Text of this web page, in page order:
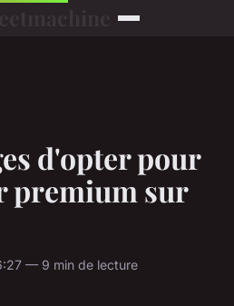
d'opter pour
premium sur
— 9 min de lecture